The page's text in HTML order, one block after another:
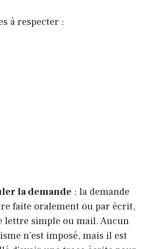
à respecter :
la demande : la demande
faite oralement ou par écrit,
lettre simple ou mail. Aucun
n’est imposé, mais il est